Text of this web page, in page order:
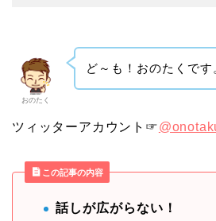
おのたく
ど～も！おのたくです
ツィッターアカウント☞
この記事の内容
話しが広がらない！